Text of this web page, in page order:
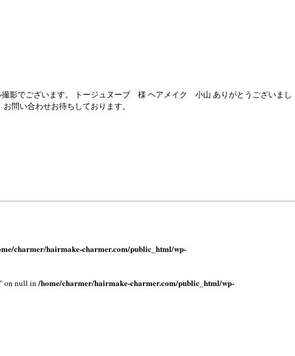
撮影でございます。 トージュヌーブ 様 ヘアメイク 小山 ありがとうございまし
問い合わせお待ちしております。
charmer/hairmake-charmer.com/public_html/wp-
on null in/home/charmer/hairmake-charmer.com/public_html/wp-